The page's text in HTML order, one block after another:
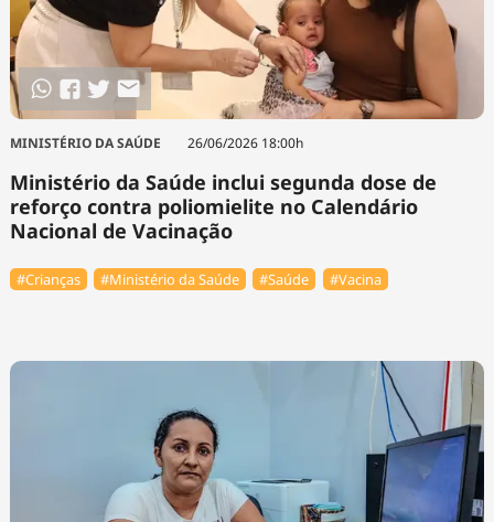
MINISTÉRIO DA SAÚDE 26/06/2026 18:00h
Ministério da Saúde inclui segunda dose de
reforço contra poliomielite no Calendário
Nacional de Vacinação
#Crianças #Ministério da Saúde #Saúde #Vacina